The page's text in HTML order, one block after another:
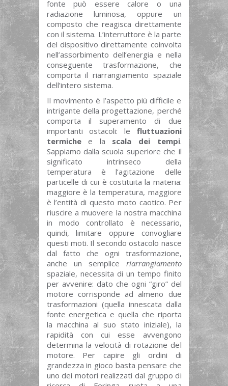
fonte può essere calore o una
radiazione luminosa, oppure un
composto che reagisca direttamente
con il sistema. L’interruttore è la parte
del dispositivo direttamente coinvolta
nell’assorbimento dell’energia e nella
conseguente trasformazione, che
comporta il riarrangiamento spaziale
dell’intero sistema.
Il movimento è l’aspetto più difficile e
intrigante della progettazione, perché
comporta il superamento di due
importanti ostacoli: le fluttuazioni
termichee la scala dei tempi.
Sappiamo dalla scuola superiore che il
significato intrinseco della
temperatura è l’agitazione delle
particelle di cui è costituita la materia:
maggiore è la temperatura, maggiore
è l’entità di questo moto caotico. Per
riuscire a muovere la nostra macchina
in modo controllato è necessario,
quindi, limitare oppure convogliare
questi moti. Il secondo ostacolo nasce
dal fatto che ogni trasformazione,
anche un semplice riarrangiamento
spaziale, necessita di un tempo finito
per avvenire: dato che ogni “giro” del
motore corrisponde ad almeno due
trasformazioni (quella innescata dalla
fonte energetica e quella che riporta
la macchina al suo stato iniziale), la
rapidità con cui esse avvengono
determina la velocità di rotazione del
motore. Per capire gli ordini di
grandezza in gioco basta pensare che
uno dei motori realizzati dal gruppo di